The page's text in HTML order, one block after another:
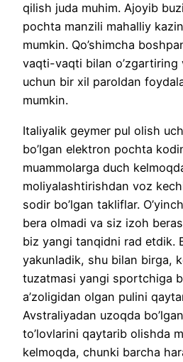
qilish juda muhim. Ajoyib
pochta manzili mahalliy
mumkin. Qo’shimcha
vaqti-vaqti bilan o’zgartiring
uchun bir xil paroldan
mumkin.
Italiyalik geymer pul olish
bo’lgan elektron pochta
muammolarga duch
moliyalashtirishdan voz
sodir bo’lgan takliflar.
bera olmadi va siz izoh
biz yangi tanqidni rad etdik.
yakunladik, shu bilan birga,
tuzatmasi yangi sportchiga
a’zoligidan olgan pulini
Avstraliyadan uzoqda
to’lovlarini qaytarib olishda
kelmoqda, chunki barcha